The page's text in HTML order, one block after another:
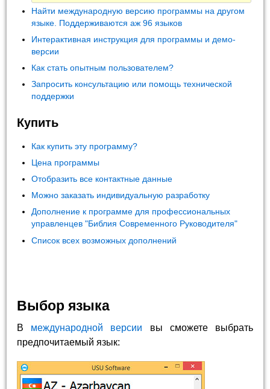
Найти международную версию программы на другом
языке. Поддерживаются аж 96 языков
Интерактивная инструкция для программы и демо-
версии
Как стать опытным пользователем?
Запросить консультацию или помощь технической
поддержки
Купить
Как купить эту программу?
Цена программы
Отобразить все контактные данные
Можно заказать индивидуальную разработку
Дополнение к программе для профессиональных
управленцев "Библия Современного Руководителя"
Список всех возможных дополнений
Выбор языка
В международной версии вы сможете выбрать
предпочитаемый язык: